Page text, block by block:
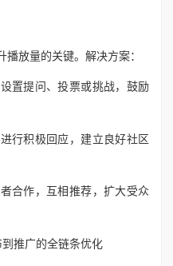
放量的关键。解决方案：
置提问、投票或挑战，鼓励
行积极回应，建立良好社区
合作，互相推荐，扩大受众
推广的全链条优化